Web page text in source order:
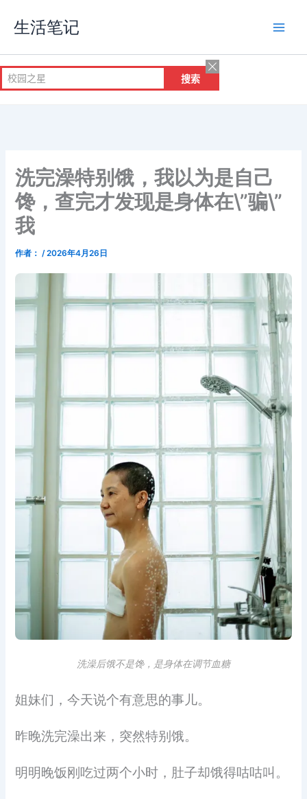
容
生活笔记
洗完澡特别饿，我以为是自己
馋，查完才发现是身体在\”骗\”
我
作者： /2026年4月26日
洗澡后饿不是馋，是身体在调节血糖
姐妹们，今天说个有意思的事儿。
昨晚洗完澡出来，突然特别饿。
明明晚饭刚吃过两个小时，肚子却饿得咕咕叫。